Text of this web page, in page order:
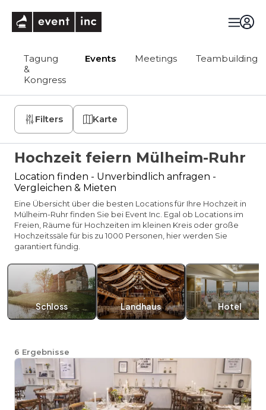
Tagung
&
Kongress
Events Meetings Teambuilding
Filters Karte
Hochzeit feiern Mülheim-Ruhr
Location finden - Unverbindlich anfragen -
Vergleichen & Mieten
Eine Übersicht über die besten Locations für Ihre Hochzeit in
Mülheim-Ruhr finden Sie bei Event Inc. Egal ob Locations im
Freien, Räume für Hochzeiten im kleinen Kreis oder große
Hochzeitssäle für bis zu 1000 Personen, hier werden Sie
garantiert fündig.
Schloss Landhaus Hotel
6 Ergebnisse